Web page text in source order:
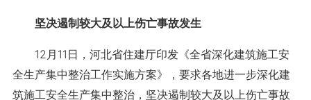
坚决遏制较大及以上伤亡事故发生
12月11日，河北省住建厅印发《全省深化建筑施工安
全生产集中整治工作实施方案》，要求各地进一步深化建
筑施工安全生产集中整治，坚决遏制较大及以上伤亡事故